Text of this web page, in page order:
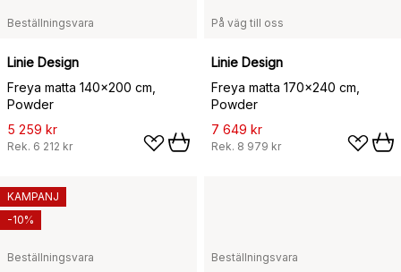
Beställningsvara
Linie Design
Freya matta 140x200 cm,
Powder
5 259 kr
Rek. 6 212 kr
På väg till oss
Linie Design
Freya matta 170x240 cm,
Powder
7 649 kr
Rek. 8 979 kr
Beställningsvara
KAMPANJ
-10%
Beställningsvara